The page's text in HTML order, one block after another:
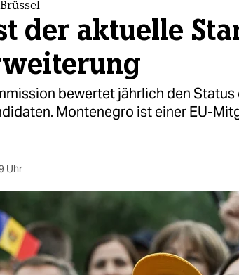
der aktuelle
bewertet jährlich den Status
Montenegro ist einer EU-
Uhr